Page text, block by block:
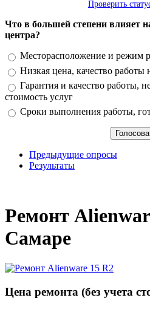
Проверить
Что в большей степени влияет
центра?
Варианты
Месторасположение и режим
Низкая цена, качество работы
Гарантия и качество работы,
стоимость услуг
Сроки выполнения работы,
Предыдущие опросы
Результаты
Ремонт
Самаре
Цена ремонта (без учета